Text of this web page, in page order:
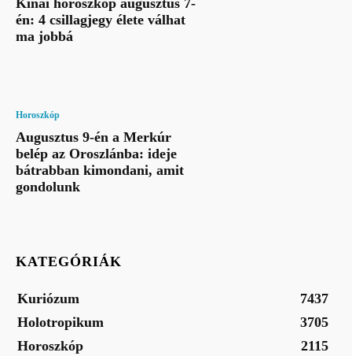
Kínai horoszkóp augusztus 7-
én: 4 csillagjegy élete válhat
ma jobbá
Horoszkóp
Augusztus 9-én a Merkúr
belép az Oroszlánba: ideje
bátrabban kimondani, amit
gondolunk
KATEGÓRIÁK
Kuriózum
7437
Holotropikum
3705
Horoszkóp
2115